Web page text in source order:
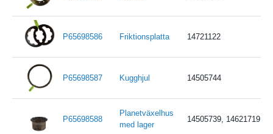
P65698586 Friktionsplatta 14721122
P65698587 Kugghjul 14505744
P65698588
Planetväxelhus
med lager
14505739, 14621719,